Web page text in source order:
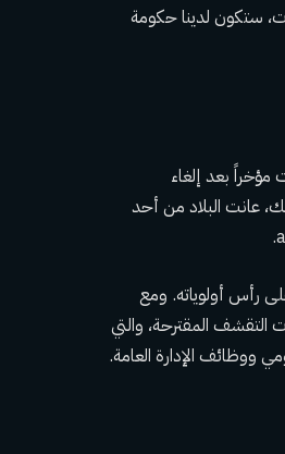
ستكون لدينا حكومة
مؤخراً بعد إلغاء
كانون الأول/ديسمبر 2024. بالإضافة إلى ذلك، عانت البلاد من أحد
رأس أولوياته. ومع
المقترحة، والتي
ووظائف الإدارة العامة.